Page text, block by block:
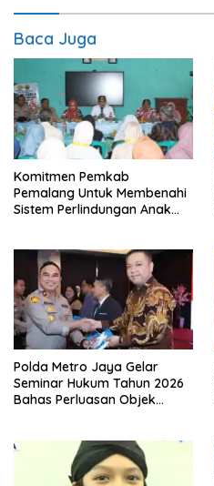
Baca Juga
Komitmen Pemkab
Pemalang Untuk Membenahi
Sistem Perlindungan Anak
Polda Metro Jaya Gelar
Seminar Hukum Tahun 2026
Bahas Perluasan Objek